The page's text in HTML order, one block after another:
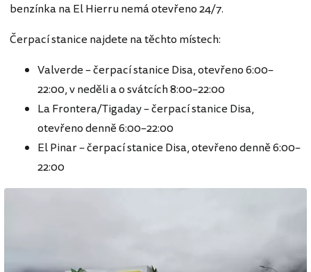
benzínka na El Hierru nemá otevřeno 24/7.
Čerpací stanice najdete na těchto místech:
Valverde – čerpací stanice Disa, otevřeno 6:00–
22:00, v neděli a o svátcích 8:00–22:00
La Frontera/Tigaday – čerpací stanice Disa,
otevřeno denně 6:00–22:00
El Pinar – čerpací stanice Disa, otevřeno denně 6:00–
22:00